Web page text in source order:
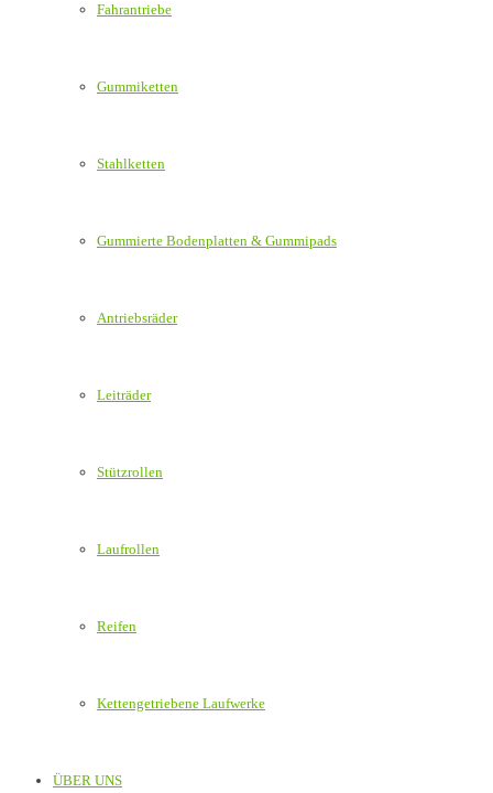
Fahrantriebe
Gummiketten
Stahlketten
Gummierte Bodenplatten & Gummipads
Antriebsräder
Leiträder
Stützrollen
Laufrollen
Reifen
Kettengetriebene Laufwerke
ÜBER UNS